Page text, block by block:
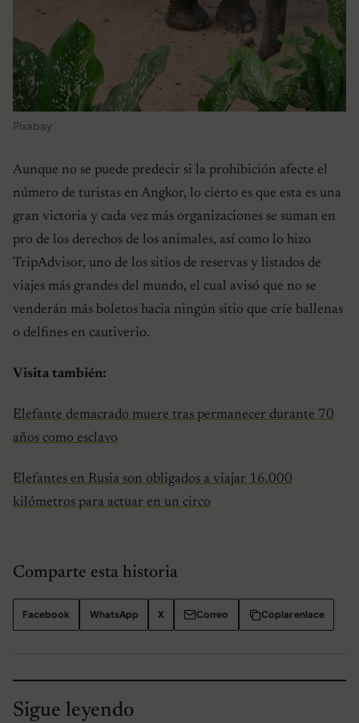
Pixabay
Aunque no se puede predecir si la prohibición afecte el
número de turistas en Angkor, lo cierto es que esta es una
gran victoria y cada vez más organizaciones se suman en
pro de los derechos de los animales, así como lo hizo
TripAdvisor, uno de los sitios de reservas y listados de
viajes más grandes del mundo, el cual avisó que no se
venderán más boletos hacia ningún sitio que críe ballenas
o delfines en cautiverio.
Visita también:
Elefante demacrado muere tras permanecer durante 70
años como esclavo
Elefantes en Rusia son obligados a viajar 16.000
kilómetros para actuar en un circo
Comparte esta historia
Facebook WhatsApp X Correo Copiar enlace
Sigue leyendo